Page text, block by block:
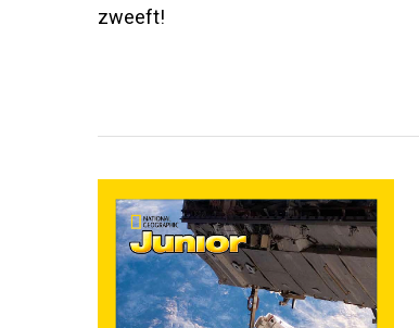
zweeft!